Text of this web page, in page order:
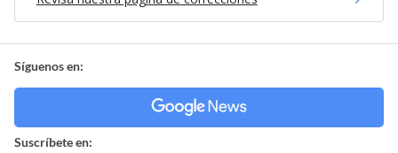
Síguenos en:
Suscríbete en: